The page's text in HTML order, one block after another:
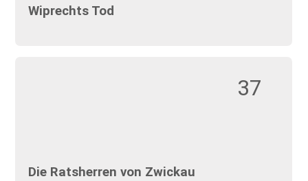
Wiprechts Tod
37
Die Ratsherren von Zwickau